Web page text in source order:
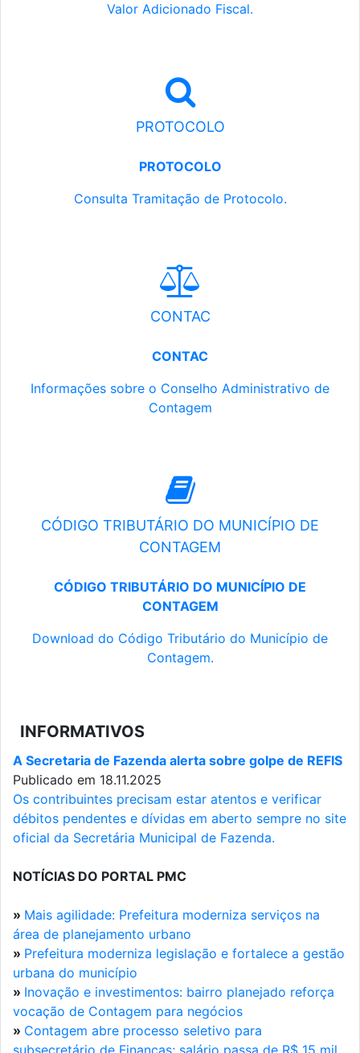
Valor Adicionado Fiscal.
PROTOCOLO
PROTOCOLO
Consulta Tramitação de Protocolo.
CONTAC
CONTAC
Informações sobre o Conselho Administrativo de
Contagem
CÓDIGO TRIBUTÁRIO DO MUNICÍPIO DE
CONTAGEM
CÓDIGO TRIBUTÁRIO DO MUNICÍPIO DE
CONTAGEM
Download do Código Tributário do Município de
Contagem.
INFORMATIVOS
A Secretaria de Fazenda alerta sobre golpe de REFIS
Publicado em 18.11.2025
Os contribuintes precisam estar atentos e verificar
débitos pendentes e dívidas em aberto sempre no site
oficial da Secretária Municipal de Fazenda.
NOTÍCIAS DO PORTAL PMC
» Mais agilidade: Prefeitura moderniza serviços na
área de planejamento urbano
» Prefeitura moderniza legislação e fortalece a gestão
urbana do município
» Inovação e investimentos: bairro planejado reforça
vocação de Contagem para negócios
» Contagem abre processo seletivo para